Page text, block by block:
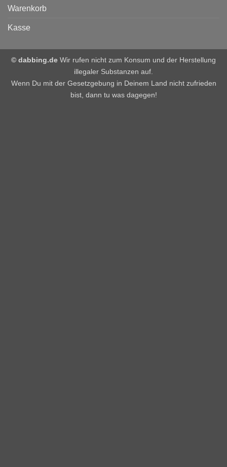
Warenkorb
Kasse
© dabbing.de Wir rufen nicht zum Konsum und der Herstellung
illegaler Substanzen auf.
Wenn Du mit der Gesetzgebung in Deinem Land nicht zufrieden
bist, dann tu was dagegen!